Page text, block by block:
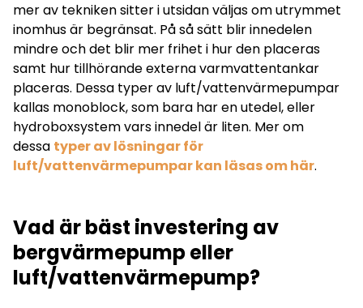
mer av tekniken sitter i utsidan väljas om utrymmet
inomhus är begränsat. På så sätt blir innedelen
mindre och det blir mer frihet i hur den placeras
samt hur tillhörande externa varmvattentankar
placeras. Dessa typer av luft/vattenvärmepumpar
kallas monoblock, som bara har en utedel, eller
hydroboxsystem vars innedel är liten. Mer om
dessa typer av lösningar för
luft/vattenvärmepumpar kan läsas om här.
Vad är bäst investering av
bergvärmepump eller
luft/vattenvärmepump?